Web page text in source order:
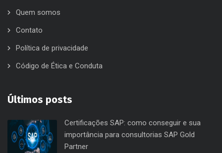
Quem somos
Contato
Política de privacidade
Código de Ética e Conduta
Últimos posts
Certificações SAP: como conseguir e sua
importância para consultorias SAP Gold
Partner